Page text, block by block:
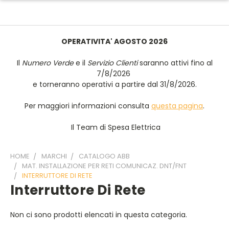
OPERATIVITA' AGOSTO 2026
Il Numero Verdee il Servizio Clientisaranno attivi fino al
7/8/2026
e torneranno operativi a partire dal 31/8/2026.
Per maggiori informazioni consulta questa pagina.
Il Team di Spesa Elettrica
HOME MARCHI
CATALOGO ABB
MAT. INSTALLAZIONE PER RETI COMUNICAZ. DNT/FNT
INTERRUTTORE DI RETE
Interruttore Di Rete
Non ci sono prodotti elencati in questa categoria.